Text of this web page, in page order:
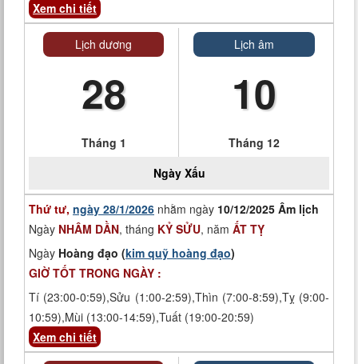
Xem chi tiết
Lịch dương
28
Tháng 1
Lịch âm
10
Tháng 12
Ngày Xấu
Thứ tư, ngày 28/1/2026 nhằm ngày 10/12/2025 Âm lịch
Ngày NHÂM DẦN, tháng KỶ SỬU, năm ẤT TỴ
Ngày Hoàng đạo (kim quỹ hoàng đạo)
GIỜ TỐT TRONG NGÀY :
Tí (23:00-0:59),Sửu (1:00-2:59),Thìn (7:00-8:59),Tỵ (9:00-
10:59),Mùi (13:00-14:59),Tuất (19:00-20:59)
Xem chi tiết